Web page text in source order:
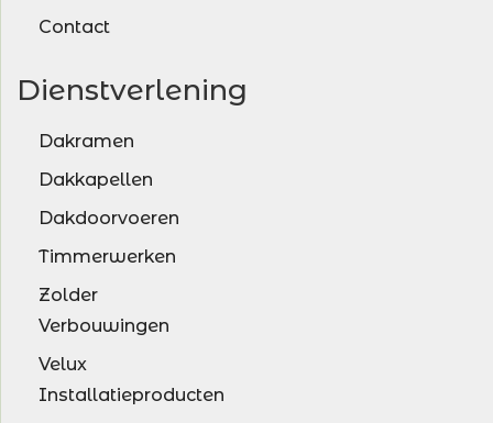
Contact
Dienstverlening
Dakramen
Dakkapellen
Dakdoorvoeren
Timmerwerken
Zolder
Verbouwingen
Velux
Installatieproducten